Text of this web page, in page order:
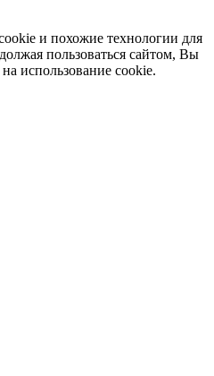
и похожие технологии для
пользоваться сайтом, Вы
использование cookie.